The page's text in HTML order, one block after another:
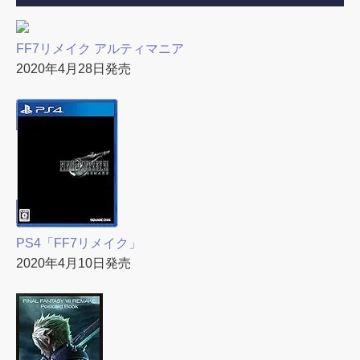
FF7リメイク アルティマニア
2020年4月28日発売
PS4「FF7リメイク」
2020年4月10日発売